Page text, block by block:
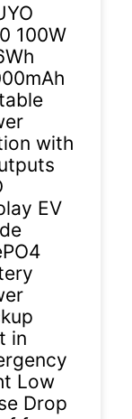
100W
with
EV
in
Low
Drop